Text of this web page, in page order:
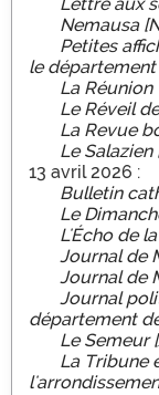
Nemausa
Petites
le département
La Réunion
Le Réveil
La Revue
Le
13 avril 2026 :
Bulletin
Le
L'Écho de
Journal de
Journal de
Journal
département
Le Semeur
La Tribune